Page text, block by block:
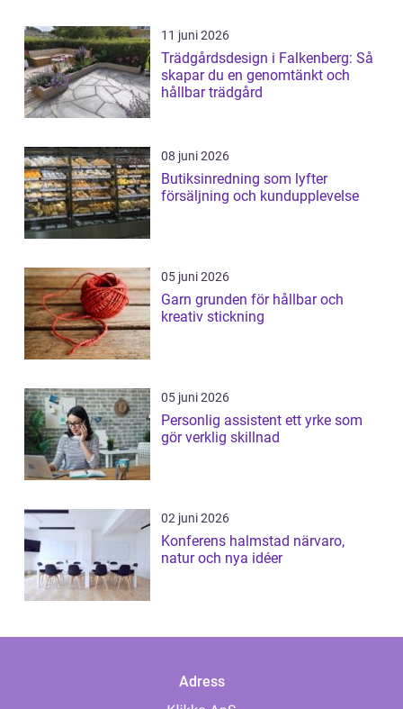
11 juni 2026
Trädgårdsdesign i Falkenberg: Så
skapar du en genomtänkt och
hållbar trädgård
08 juni 2026
Butiksinredning som lyfter
försäljning och kundupplevelse
05 juni 2026
Garn grunden för hållbar och
kreativ stickning
05 juni 2026
Personlig assistent ett yrke som
gör verklig skillnad
02 juni 2026
Konferens halmstad närvaro,
natur och nya idéer
Adress